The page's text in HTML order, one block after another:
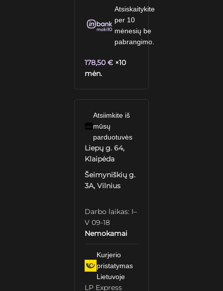
Atsiskaitykite
per 10
mėnesių be
pabrangimo.
178,50€ ×10
mėn.
Atsiimkite iš
mūsų
parduotuvės
Liepų g. 64,
Klaipėda
Šeimyniškių g.
3A, Vilnius
Darbo laikas: I–
V 09-18
Nemokamai
Kurjerio
pristatymas
Lietuvoje
LP Express